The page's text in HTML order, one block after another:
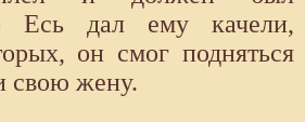
Есь дал ему качели,
он смог подняться
свою жену.